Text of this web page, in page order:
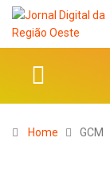
Home GCM